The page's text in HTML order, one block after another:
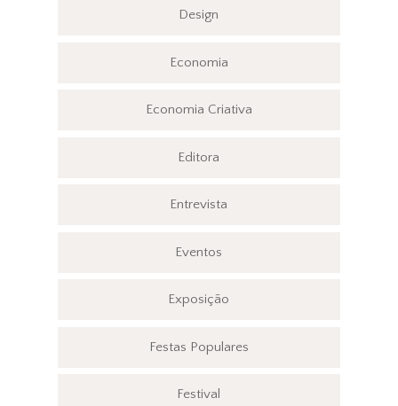
Design
Economia
Economia Criativa
Editora
Entrevista
Eventos
Exposição
Festas Populares
Festival